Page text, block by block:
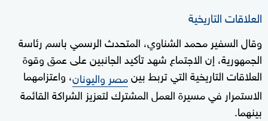
العلاقات التاريخية
وقال السفير محمد الشناوي، المتحدث الرسمي باسم رئاسة
الجمهورية، إن الاجتماع شهد تأكيد الجانبين على عمق وقوة
العلاقات التاريخية التي تربط بينمصر واليونان، واعتزامهما
الاستمرار في مسيرة العمل المشترك لتعزيز الشراكة القائمة
بينهما.